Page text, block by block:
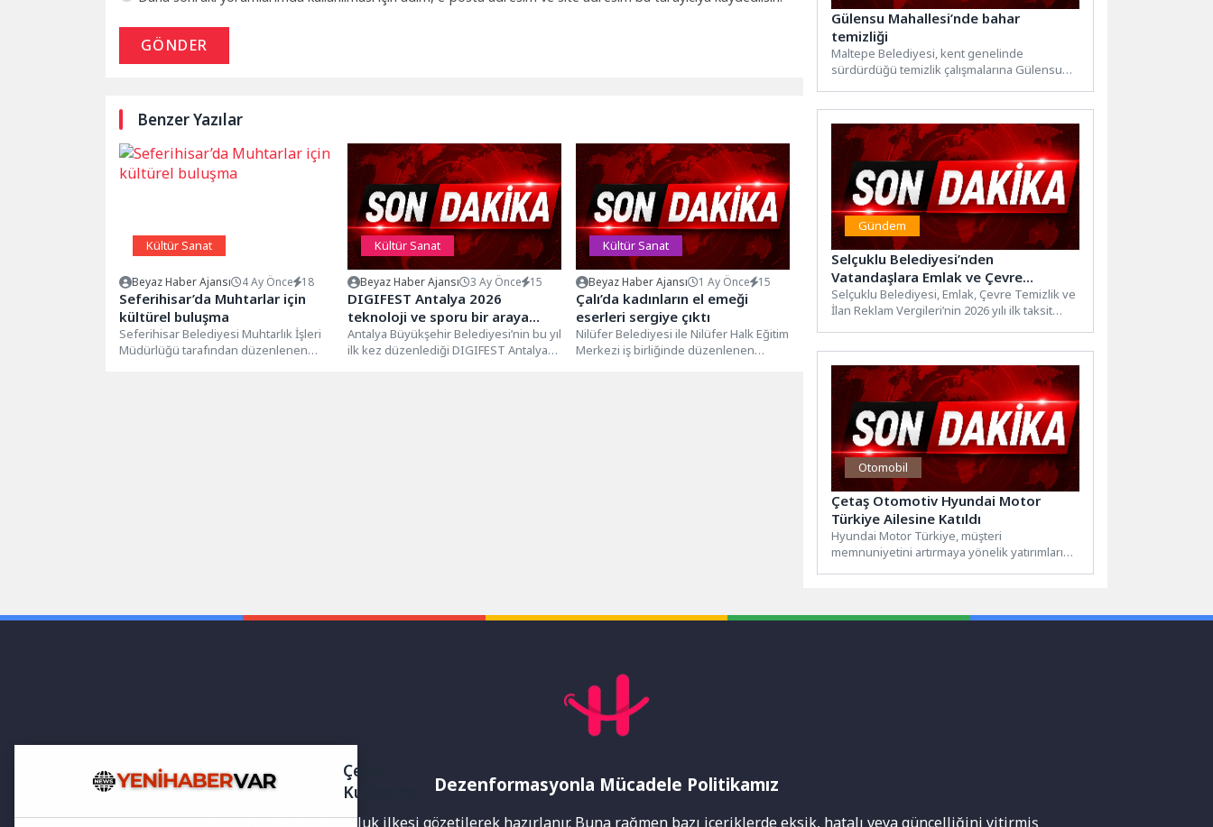
GÖNDER
Benzer Yazılar
Kültür Sanat
Beyaz Haber Ajansı 4 Ay Önce 18
Seferihisar’da Muhtarlar için
kültürel buluşma
Seferihisar Belediyesi Muhtarlık İşleri
Müdürlüğü tarafından düzenlenen
Kültür Sanat
Beyaz Haber Ajansı 3 Ay Önce 15
DIGIFEST Antalya 2026
teknoloji ve sporu bir araya
getirecek
Antalya Büyükşehir Belediyesi’nin bu yıl
ilk kez düzenlediği DIGIFEST Antalya
Kültür Sanat
Beyaz Haber Ajansı 1 Ay Önce 15
Çalı’da kadınların el emeği
eserleri sergiye çıktı
Nilüfer Belediyesi ile Nilüfer Halk Eğitim
Merkezi iş birliğinde düzenlenen
Gülensu Mahallesi’nde bahar
temizliği
Maltepe Belediyesi, kent genelinde
sürdürdüğü temizlik çalışmalarına Gülensu
Gündem
Selçuklu Belediyesi’nden
Vatandaşlara Emlak ve Çevre
Temizlik Vergisi Hatırlatması
Selçuklu Belediyesi, Emlak, Çevre Temizlik ve
İlan Reklam Vergileri’nin 2026 yılı ilk taksit
Otomobil
Çetaş Otomotiv Hyundai Motor
Türkiye Ailesine Katıldı
Hyundai Motor Türkiye, müşteri
memnuniyetini artırmaya yönelik yatırımlarını
Dezenformasyonla Mücadele Politikamız
Yayınlanan haberler doğruluk ilkesi gözetilerek hazırlanır. Buna rağmen bazı içeriklerde eksik, hatalı veya güncelliğini yitirmiş
Çerez
Kullanımı